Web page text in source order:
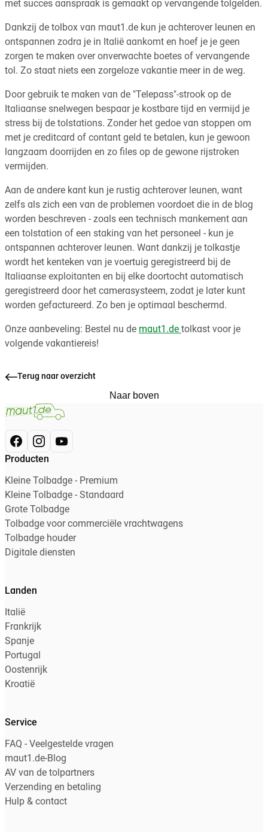
met succes aanspraak is gemaakt op vervangende tolgelden.
Dankzij de tolbox van maut1.de kun je achterover leunen en
ontspannen zodra je in Italië aankomt en hoef je je geen
zorgen te maken over onverwachte boetes of vervangende
tol. Zo staat niets een zorgeloze vakantie meer in de weg.
Door gebruik te maken van de "Telepass"-strook op de
Italiaanse snelwegen bespaar je kostbare tijd en vermijd je
stress bij de tolstations. Zonder het gedoe van stoppen om
met je creditcard of contant geld te betalen, kun je gewoon
langzaam doorrijden en zo files op de gewone rijstroken
vermijden.
Aan de andere kant kun je rustig achterover leunen, want
zelfs als zich een van de problemen voordoet die in de blog
worden beschreven - zoals een technisch mankement aan
een tolstation of een staking van het personeel - kun je
ontspannen achterover leunen. Want dankzij je tolkastje
wordt het kenteken van je voertuig geregistreerd bij de
Italiaanse exploitanten en bij elke doortocht automatisch
geregistreerd door het camerasysteem, zodat je later kunt
worden gefactureerd. Zo ben je optimaal beschermd.
Onze aanbeveling: Bestel nu de maut1.de tolkast voor je
volgende vakantiereis!
Terug naar overzicht
Naar boven
Producten
Kleine Tolbadge - Premium
Kleine Tolbadge - Standaard
Grote Tolbadge
Tolbadge voor commerciële vrachtwagens
Tolbadge houder
Digitale diensten
Landen
Italië
Frankrijk
Spanje
Portugal
Oostenrijk
Kroatië
Service
FAQ - Veelgestelde vragen
maut1.de-Blog
AV van de tolpartners
Verzending en betaling
Hulp & contact